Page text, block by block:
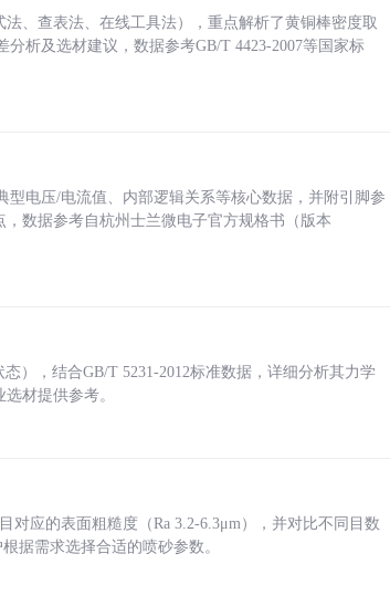
、查表法、在线工具法），重点解析了黄铜棒密度取
析及选材建议，数据参考GB/T 4423-2007等国家标
型电压/电流值、内部逻辑关系等核心数据，并附引脚参
数据参考自杭州士兰微电子官方规格书（版本
），结合GB/T 5231-2012标准数据，详细分析其力学
材提供参考。
应的表面粗糙度（Ra 3.2-6.3μm），并对比不同目数
据需求选择合适的喷砂参数。